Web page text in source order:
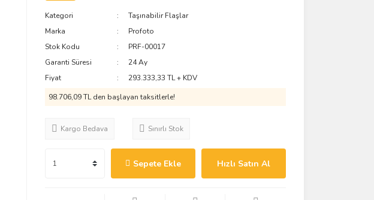
Kategori
Taşınabilir Flaşlar
Marka
Profoto
Stok Kodu
PRF-00017
Garanti Süresi
24 Ay
Fiyat
293.333,33 TL + KDV
98.706,09 TL den başlayan taksitlerle!
Kargo Bedava Sınırlı Stok
Sepete Ekle Hızlı Satın Al